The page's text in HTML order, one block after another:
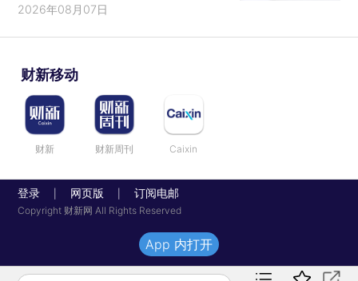
2026年08月07日
财新移动
财新 财新周刊 Caixin
登录 网页版 订阅电邮
Copyright 财新网 All Rights Reserved
App 内打开